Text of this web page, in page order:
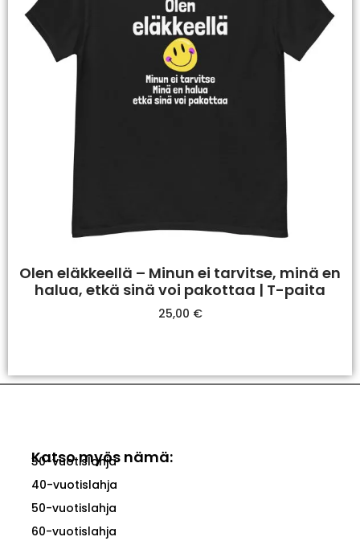
Olen eläkkeellä – Minun ei tarvitse, minä en
halua, etkä sinä voi pakottaa | T-paita
25,00 €
Katso myös nämä:
30-vuotislahja
40-vuotislahja
50-vuotislahja
60-vuotislahja